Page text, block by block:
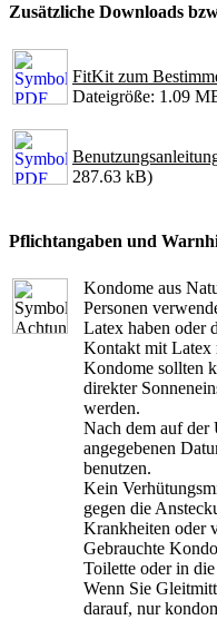
Zusätzliche Downloads
FitKit zum
Dateigröße: 1.09
287.63 kB)
Pflichtangaben und
Kondome aus
Personen
Latex haben oder
Kontakt mit Latex
Kondome sollten
direkter
werden.
Nach dem auf der
angegebenen
benutzen.
Kein
gegen die
Krankheiten oder
Gebrauchte
Toilette oder in
Wenn Sie
darauf, nur